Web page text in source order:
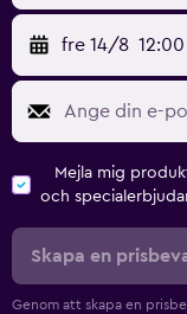
fre 14/8 12:00
Mejla mig
och
Skapa en
Genom att skapa en